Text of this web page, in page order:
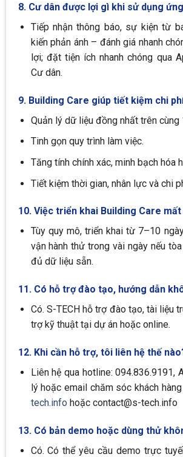
8. Cư dân được lợi gì khi sử dụng
Tiếp nhận thông báo, sự kiện từ
kiến phản ánh – đánh giá nhanh
lợi; đặt tiện ích nhanh chóng qua
Cư dân.
9. Building Care giúp tiết kiệm chi
Quản lý dữ liệu đồng nhất trên cùng
Tinh gọn quy trình làm việc.
Tăng tính chính xác, minh bạch hóa
Tiết kiệm thời gian, nhân lực và chi
10. Việc triển khai Building Care mất
Tùy quy mô, triển khai từ 7–10
vận hành thử trong vài ngày nếu
đủ dữ liệu sẵn.
11. Có hỗ trợ đào tạo, hướng dẫn
Có. S-TECH hỗ trợ đào tạo, tài liệu
trợ kỹ thuật tại dự án hoặc online.
12. Khi cần hỗ trợ, tôi liên hệ thế
Liên hệ qua hotline: 094.836.9191,
lý hoặc email chăm sóc khách
tech.info hoặc contact@s-tech.info
13. Có bản demo hoặc dùng thử
Có. Có thể yêu cầu demo trực